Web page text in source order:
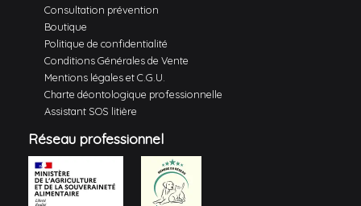
Consultation prévention
Boutique
Politique de confidentialité
Conditions Générales de Vente
Mentions légales et C.G.U.
Charte déontologique professionnelle
Assistant SOS litière
Réseau professionnel